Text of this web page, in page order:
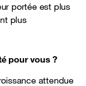
portée est plus
plus
pour vous ?
attendue